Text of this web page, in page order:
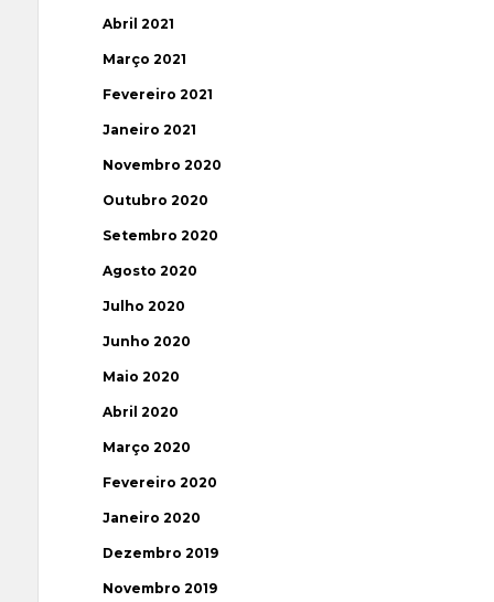
Abril 2021
Março 2021
Fevereiro 2021
Janeiro 2021
Novembro 2020
Outubro 2020
Setembro 2020
Agosto 2020
Julho 2020
Junho 2020
Maio 2020
Abril 2020
Março 2020
Fevereiro 2020
Janeiro 2020
Dezembro 2019
Novembro 2019